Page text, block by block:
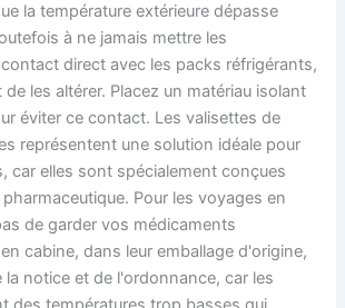
la température extérieure dépasse
à ne jamais mettre les
direct avec les packs réfrigérants,
de les altérer. Placez un matériau isolant
éviter ce contact. Les valisettes de
représentent une solution idéale pour
car elles sont spécialement conçues
Pour les voyages en
de garder vos médicaments
cabine, dans leur emballage d'origine,
notice et de l'ordonnance, car les